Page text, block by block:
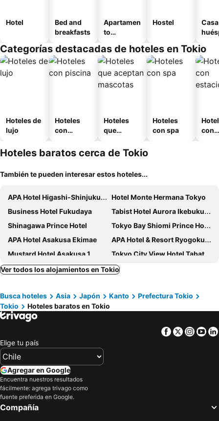
Hotel
Bed and
breakfasts
Apartamen
to
o
Hostel
Categorías destacadas de hoteles en Tokio
Hoteles de
lujo
Hoteles
con
Hoteles
que
mascotas
Hoteles
con spa
con
Hoteles baratos cerca de Tokio
También te pueden interesar estos hoteles...
APA Hotel Higashi-Shinjuku Kabukicho
Hotel Monte Hermana Tokyo
Business Hotel Fukudaya
Tabist Hotel Aurora Ikebukuro
Shinagawa Prince Hotel
Tokyo Bay Shiomi Prince Hotel
APA Hotel Asakusa Ekimae
APA Hotel & Resort Ryogoku Ekimae Tower
Mustard Hotel Asakusa 1
Tokyo City View Hotel Tabata Station
Shinjuku Washington Hotel
HOTEL LiVEMAX Shinjuku Kabukicho
Hotel Gracery Shinjuku
The Millennials Shibuya
Shibuya Tobu Hotel
Sotetsu Fresa Inn Higashi Shinjuku
Shinjuku Granbell Hotel
APA hotel Asakusa Kaminarimon
Capsule Hotel Anshin Oyado Shinjuku
Shinjuku Kuyakusho-mae Capsule Hotel
Hotel Monterey Hanzomon
Hotel Sunroute Plaza Shinjuku
APA Hotel Shinjuku Kabukicho Tower
Hotel LiVEMAX Ryogoku
Ver todos los alojamientos en Tokio
Busca hoteles Asia Japón Kanto
Prefectura Tokio
Tokio
Hoteles baratos en Tokio
Facebook
Twitter
Elige tu país
Agregar en Google
Encuentra nuestros resultados
fácilmente: agrega trivago como
fuente preferida en Google.
Compañía